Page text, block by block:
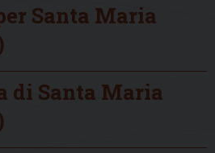
Santa Maria
di Santa Maria